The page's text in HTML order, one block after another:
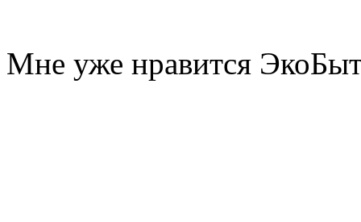
Мне уже нравится